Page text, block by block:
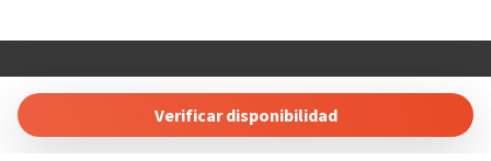
Verificar disponibilidad
Calle Carlos Senti 23 03700 Dénia, Alicante, Spain
Tel: +34 865689257